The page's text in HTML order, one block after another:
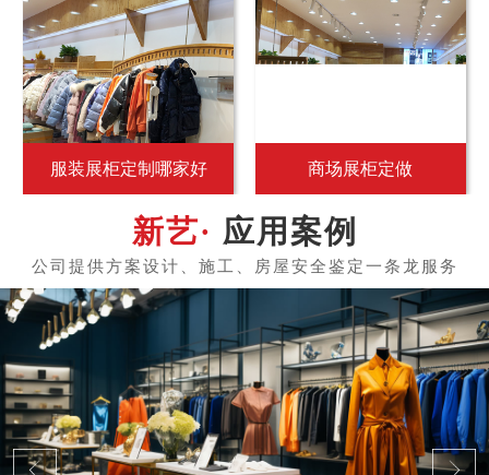
服装展柜定制哪家好 商场展柜定做
应用案例